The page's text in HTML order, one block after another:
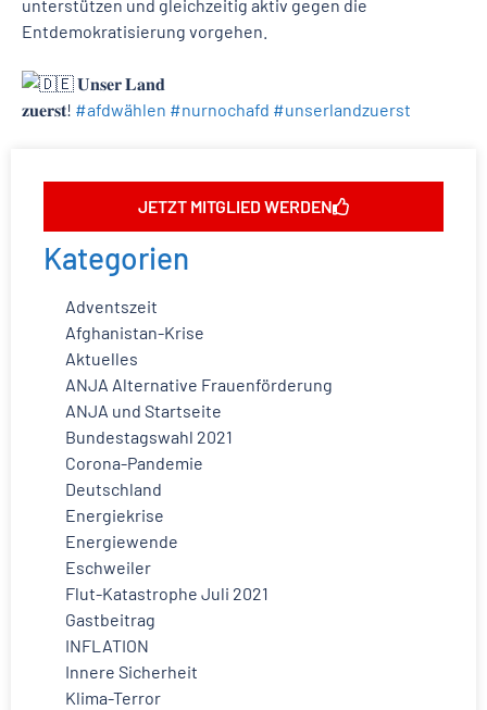
unterstützen und gleichzeitig aktiv gegen die
Entdemokratisierung vorgehen.
𝐔𝐧𝐬𝐞𝐫 𝐋𝐚𝐧𝐝
𝐳𝐮𝐞𝐫𝐬𝐭! #afdwählen #nurnochafd #unserlandzuerst
JETZT MITGLIED WERDEN
Kategorien
Adventszeit
Afghanistan-Krise
Aktuelles
ANJA Alternative Frauenförderung
ANJA und Startseite
Bundestagswahl 2021
Corona-Pandemie
Deutschland
Energiekrise
Energiewende
Eschweiler
Flut-Katastrophe Juli 2021
Gastbeitrag
INFLATION
Innere Sicherheit
Klima-Terror